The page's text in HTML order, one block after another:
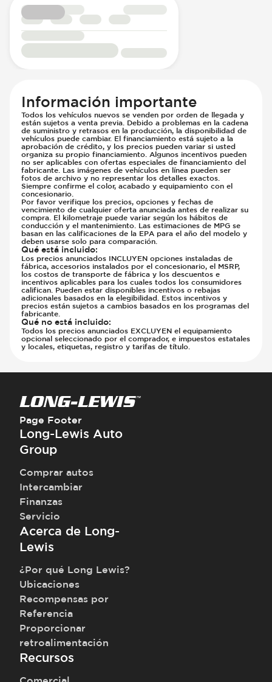
Información importante
Todos los vehículos nuevos se venden por orden de llegada y
están sujetos a venta previa. Debido a problemas en la cadena
de suministro y retrasos en la producción, la disponibilidad de
vehículos puede cambiar. El financiamiento está sujeto a la
aprobación de crédito, y los precios pueden variar si usted
organiza su propio financiamiento. Algunos incentivos pueden
no ser aplicables con ofertas especiales de financiamiento del
fabricante. Las imágenes de vehículos en línea pueden ser
fotos de archivo y no representar los detalles exactos.
Siempre confirme el color, acabado y equipamiento con el
concesionario.
Por favor verifique los precios, opciones y fechas de
vencimiento de cualquier oferta anunciada antes de realizar su
compra. El kilometraje puede variar según los hábitos de
conducción y el mantenimiento. Las estimaciones de MPG se
basan en las calificaciones de la EPA para el año del modelo y
deben usarse solo para comparación.
Qué está incluido:
Los precios anunciados INCLUYEN opciones instaladas de
fábrica, accesorios instalados por el concesionario, el MSRP,
los costos de transporte de fábrica y los descuentos e
incentivos aplicables para los cuales todos los consumidores
califican. Pueden estar disponibles incentivos o rebajas
adicionales basados en la elegibilidad. Estos incentivos y
precios están sujetos a cambios basados en los programas del
fabricante.
Qué no está incluido:
Todos los precios anunciados EXCLUYEN el equipamiento
opcional seleccionado por el comprador, e impuestos estatales
y locales, etiquetas, registro y tarifas de título.
Page Footer
Long-Lewis Auto
Group
Comprar autos
Intercambiar
Finanzas
Servicio
Acerca de Long-
Lewis
¿Por qué Long Lewis?
Ubicaciones
Recompensas por
Referencia
Proporcionar
retroalimentación
Recursos